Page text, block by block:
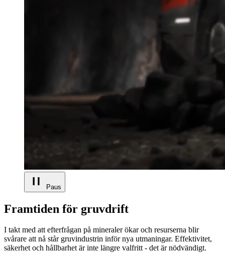
Paus
Framtiden för gruvdrift
I takt med att efterfrågan på mineraler ökar och resurserna blir
svårare att nå står gruvindustrin inför nya utmaningar. Effektivitet,
säkerhet och hållbarhet är inte längre valfritt - det är nödvändigt.